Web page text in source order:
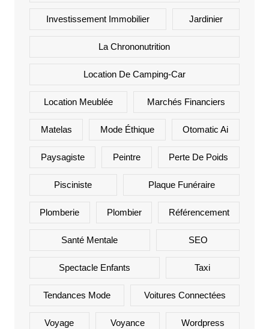
Investissement Immobilier Jardinier
La Chrononutrition
Location De Camping-Car
Location Meublée Marchés Financiers
Matelas Mode Éthique Otomatic Ai
Paysagiste Peintre Perte De Poids
Pisciniste Plaque Funéraire
Plomberie Plombier Référencement
Santé Mentale SEO
Spectacle Enfants Taxi
Tendances Mode Voitures Connectées
Voyage Voyance Wordpress